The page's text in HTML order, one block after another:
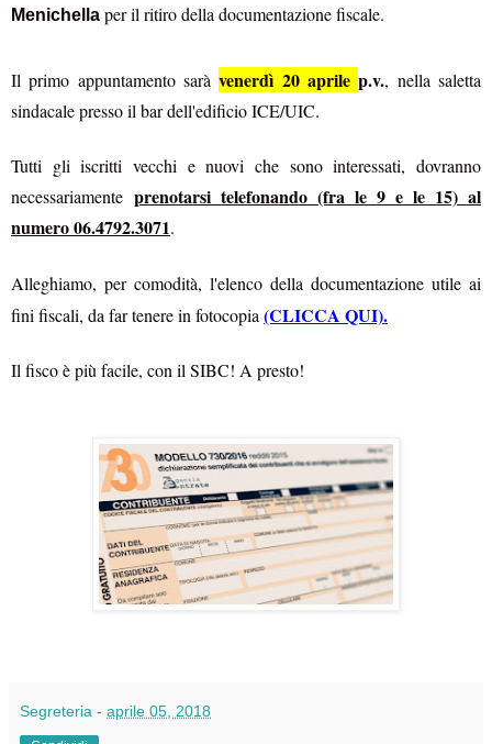
Menichella per il ritiro della documentazione fiscale.
Il primo appuntamento saràvenerdì 20 aprilep.v., nella saletta
sindacale presso il bar dell'edificio ICE/UIC.
Tutti gli iscritti vecchi e nuovi che sono interessati, dovranno
necessariamente prenotarsi telefonando (fra le 9 e le 15) al
numero 06.4792.3071.
Alleghiamo, per comodità, l'elenco della documentazione utile ai
fini fiscali, da far tenere in fotocopia (CLICCA QUI).
Il fisco è più facile, con il SIBC! A presto!
Segreteria - aprile 05, 2018